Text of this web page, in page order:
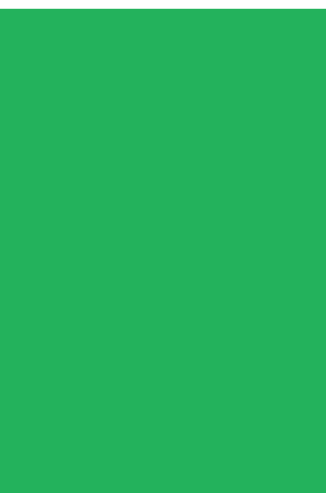
หนี้ครูระดับเขตพื้นที่การศึก
ก้ว เขต ๒ พร้อมด้วยนายทนงศักดิ์ คงเจ
กฤตา ลายประดิษฐ์ นักจัดการงานทั่วไป
การแก้ไขปัญหาหนี้สินครูและบุคลากรทา
น ผ่านระบบออนไลน์ โดยมี นายธีร์ ภวัง